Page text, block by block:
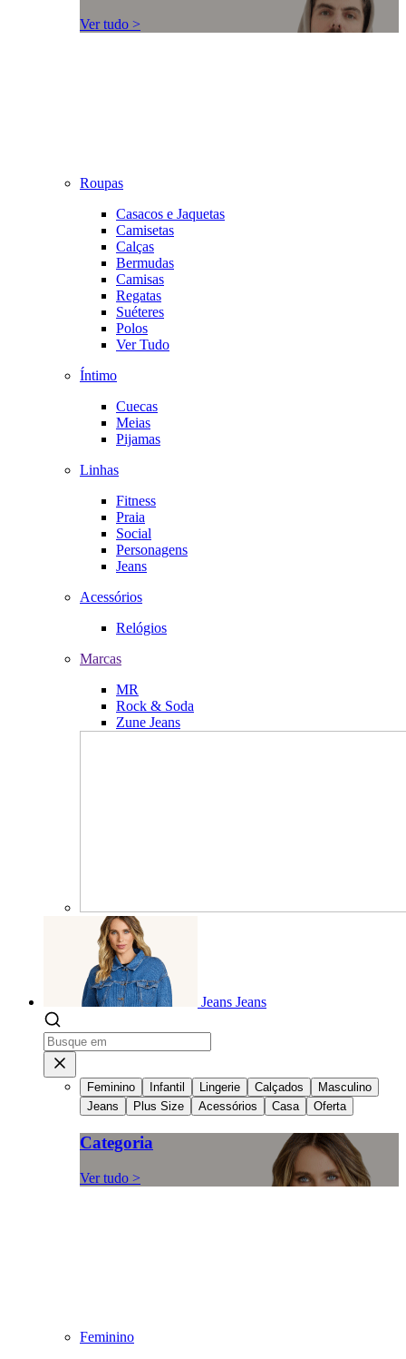
Ver tudo >
Roupas
Casacos e Jaquetas
Camisetas
Calças
Bermudas
Camisas
Regatas
Suéteres
Polos
Ver Tudo
Íntimo
Cuecas
Meias
Pijamas
Linhas
Fitness
Praia
Social
Personagens
Jeans
Acessórios
Relógios
Marcas
MR
Rock & Soda
Zune Jeans
Jeans Jeans
Feminino Infantil Lingerie Calçados
Masculino
Jeans
Plus Size Acessórios Casa Oferta
Categoria
Ver tudo >
Feminino